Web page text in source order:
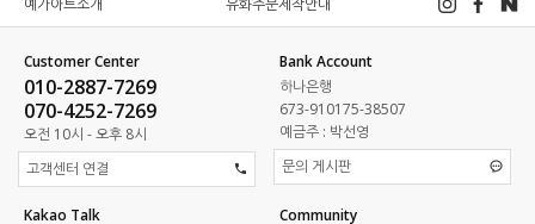
예가아트소개 유화주문제작안내
Customer Center
010-2887-7269
070-4252-7269
오전 10시 - 오후 8시
고객센터 연결
Bank Account
하나은행
673-910175-38507
예금주 : 박선영
문의 게시판
Kakao Talk Community